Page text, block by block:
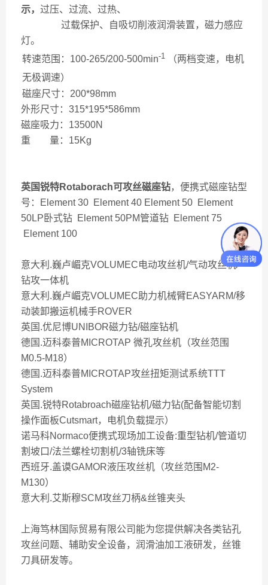
示， 过压、过流、过热、
过载保护、自吸切削液润滑装置，磁力感应
灯。
转速范围：100-265/200-500min-1
（两档变速，电机
无极调速）
磁座尺寸：200*98mm
外形尺寸：315*195*586mm
磁座吸力：13500N
重 量：15Kg
英国锐特Rotaborach可攻丝磁座钻，便携式磁座钻型
号：Element 30 Element 40 Element 50 Element
50LP卧式钻 Element 50PM管道钻 Element 75
Element 100
意大利.巍卢嵋克VOLUMEC电动攻丝机/气动攻丝机/
钻攻一体机
意大利.巍卢嵋克VOLUMEC助力机械臂EASYARM/移
动装卸搬运机械手ROVER
英国.优尼博UNIBOR磁力钻/磁座钻机
德国.迈科泰普MICROTAP 微孔攻丝机（攻丝范围
M0.5-M18）
德国.迈科泰普MICROTAP攻丝扭矩测试系统TTT
System
英国.锐特Rotabroach磁座钻机/磁力钻(配备智能切割
操作面板Cutsmart，电机负载提示）
诺马科Normaco便携式现场加工设备:重型钻机/管道切
割坡口/法兰螺栓切割机/3轴铣床等
西班牙.盖谟GAMOR液压攻丝机（攻丝范围M2-
M130）
意大利.艾斯穆SCM攻丝刀柄&丝锥夹头
上海笃林国际贸易有限公司能为您提供解决各类钻孔
攻丝问题、辅助安全设备，润滑油加工液研发，丝锥
刀具研发等。